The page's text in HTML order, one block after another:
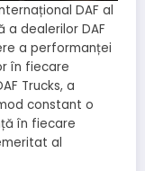
DAF al
a dealerilor DAF
a performanței
în fiecare
Trucks, a
constant o
în fiecare
al